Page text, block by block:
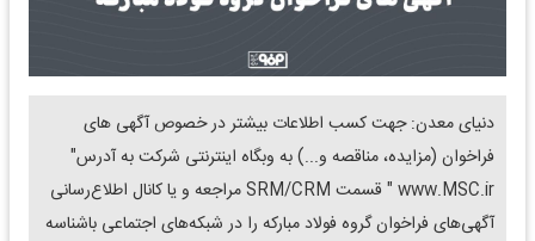
دنیای معدن: جهت کسب اطلاعات بیشتر در خصوص آگهی های
فراخوان (مزایده، مناقصه و...) به وبگاه اینترنتی شرکت به آدرس"
www.MSC.ir " قسمت SRM/CRM مراجعه و یا کانال اطلاع‌رسانی
آگهی‌های فراخوان گروه فولاد مبارکه را در شبکه‌های اجتماعی باشناسه